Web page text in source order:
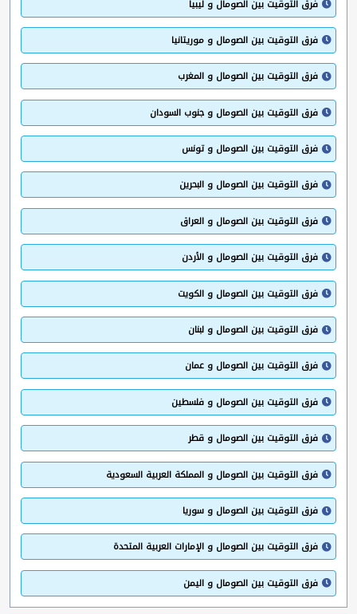
فرق التوقيت بين الصومال و ليبيا
فرق التوقيت بين الصومال و موريتانيا
فرق التوقيت بين الصومال و المغرب
فرق التوقيت بين الصومال و جنوب السودان
فرق التوقيت بين الصومال و تونس
فرق التوقيت بين الصومال و البحرين
فرق التوقيت بين الصومال و العراق
فرق التوقيت بين الصومال و الأردن
فرق التوقيت بين الصومال و الكويت
فرق التوقيت بين الصومال و لبنان
فرق التوقيت بين الصومال و عمان
فرق التوقيت بين الصومال و فلسطين
فرق التوقيت بين الصومال و قطر
فرق التوقيت بين الصومال و المملكة العربية السعودية
فرق التوقيت بين الصومال و سوريا
فرق التوقيت بين الصومال و الإمارات العربية المتحدة
فرق التوقيت بين الصومال و اليمن